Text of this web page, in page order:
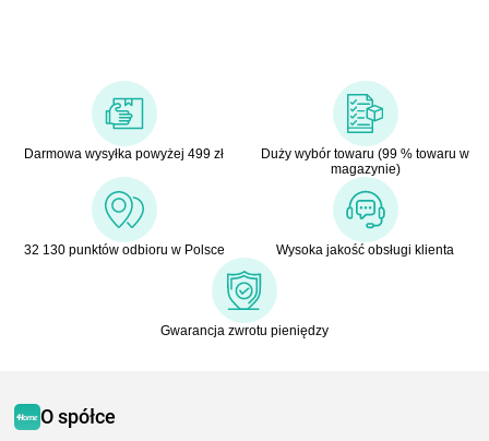
Darmowa wysyłka powyżej 499 zł
Duży wybór towaru (99 % towaru w
magazynie)
32 130 punktów odbioru w Polsce Wysoka jakość obsługi klienta
Gwarancja zwrotu pieniędzy
O spółce